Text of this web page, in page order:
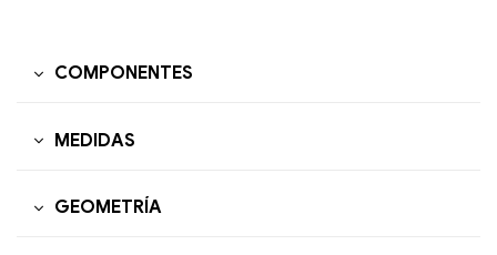
COMPONENTES
MEDIDAS
GEOMETRÍA